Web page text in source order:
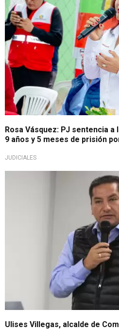
Rosa Vásquez: PJ sentencia
9 años y 5 meses de prisión
JUDICIALES
Ulises Villegas, alcalde de